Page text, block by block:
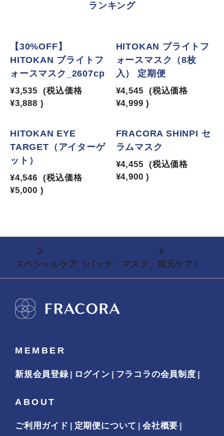
ランキング
【30%OFF】
HITOKAN ブライトフ
ォースマスク_2607cp
¥3,535
(税込価格
¥3,888 )
HITOKAN ブライトフ
ォースマスク（8枚
入） 定期便
¥4,545
(税込価格
¥4,999 )
HITOKAN EYE
TARGET（アイターゲ
ット）
¥4,546
(税込価格
¥5,000 )
FRACORA SHINPI セ
ラムマスク
¥4,455
(税込価格
¥4,900 )
スペシャルケア（パック・マスク・目元ケア）
MEMBER
新規会員登録 ログイン フラコラの会員制度
ABOUT
ご利用ガイド 定期便について 会社概要